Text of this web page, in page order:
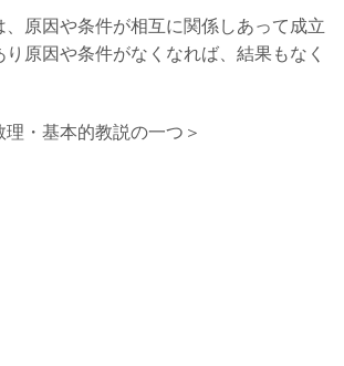
、原因や条件が相互に関係しあって成立
り原因や条件がなくなれば、結果もなく
理・基本的教説の一つ＞